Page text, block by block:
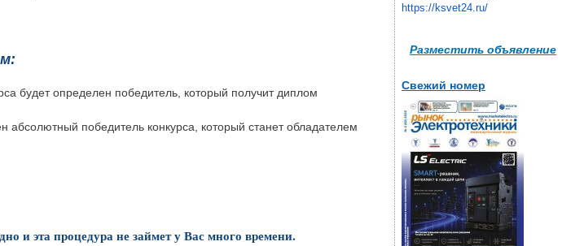
будет определен победитель, который получит диплом
абсолютный победитель конкурса, который станет обладателем
и эта процедура не займет у Вас много времени.
https://ksvet24.ru/
Разместить объявление
Свежий номер